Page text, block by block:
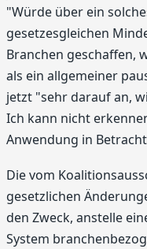
"Würde über ein
gesetzesgleichen
Branchen geschaffen,
als ein allgemeiner
jetzt "sehr darauf an,
Ich kann nicht
Anwendung in
Die vom
gesetzlichen
den Zweck, anstelle
System